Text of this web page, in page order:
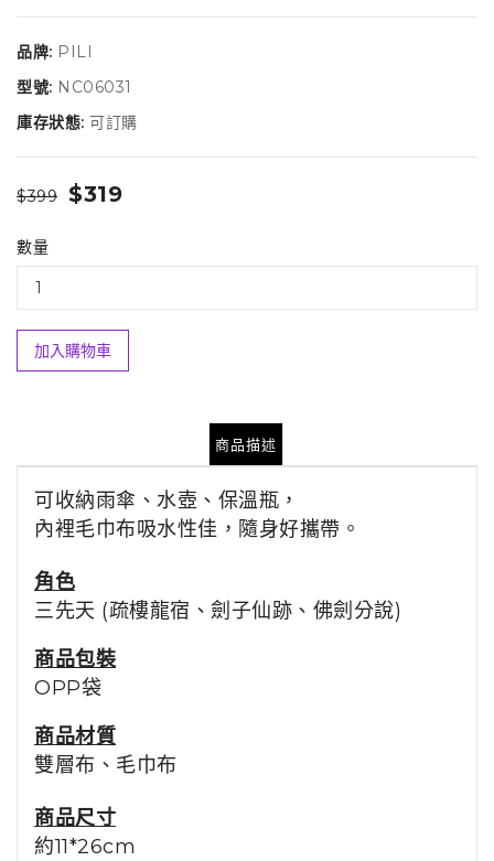
品牌: PILI
型號: NC06031
庫存狀態: 可訂購
$399 $319
數量
加入購物車
商品描述
可收納雨傘、水壺、保溫瓶，
內裡毛巾布吸水性佳，隨身好攜帶。
角色
三先天 (疏樓龍宿、劍子仙跡、佛劍分說)
商品包裝
OPP袋
商品材質
雙層布、毛巾布
商品尺寸
約11*26cm